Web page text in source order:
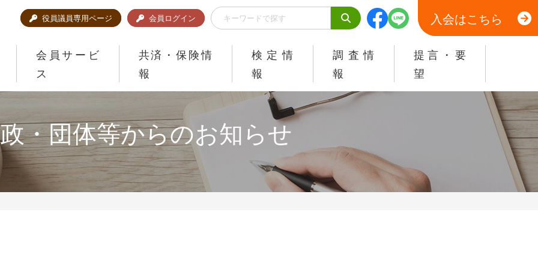
役員議員専用ページ 会員ログイン 入会はこちら
会員サービ
ス
共済・保険情
報
検定情
報
調査情
報
提言・要
望
・団体等からのお知らせ